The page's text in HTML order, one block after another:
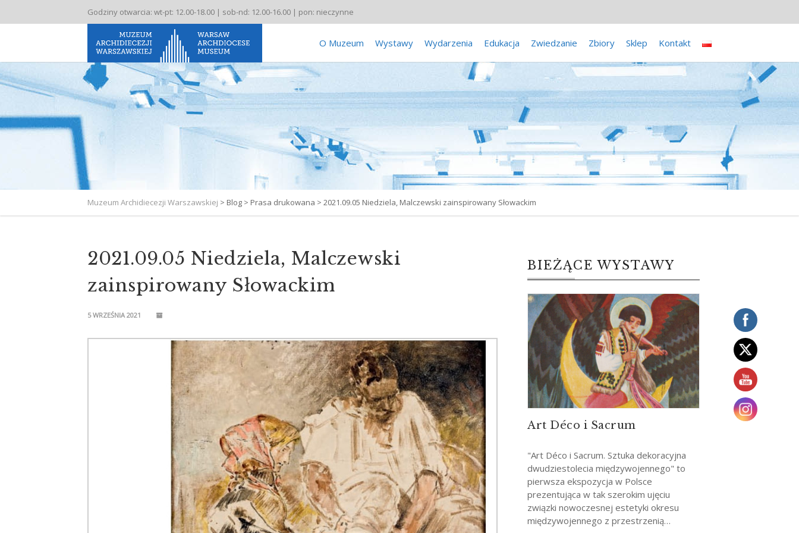
Godziny otwarcia: wt-pt: 12.00-18.00 | sob-nd: 12.00-16.00 | pon: nieczynne
O Muzeum Wystawy Wydarzenia Edukacja Zwiedzanie Zbiory Sklep Kontakt
Muzeum Archidiecezji Warszawskiej > Blog > Prasa drukowana > 2021.09.05 Niedziela, Malczewski zainspirowany Słowackim
2021.09.05 Niedziela, Malczewski
zainspirowany Słowackim
5 WRZEŚNIA 2021
BIEŻĄCE WYSTAWY
Art Déco i Sacrum
"Art Déco i Sacrum. Sztuka dekoracyjna
dwudziestolecia międzywojennego" to
pierwsza ekspozycja w Polsce
prezentująca w tak szerokim ujęciu
związki nowoczesnej estetyki okresu
międzywojennego z przestrzenią…